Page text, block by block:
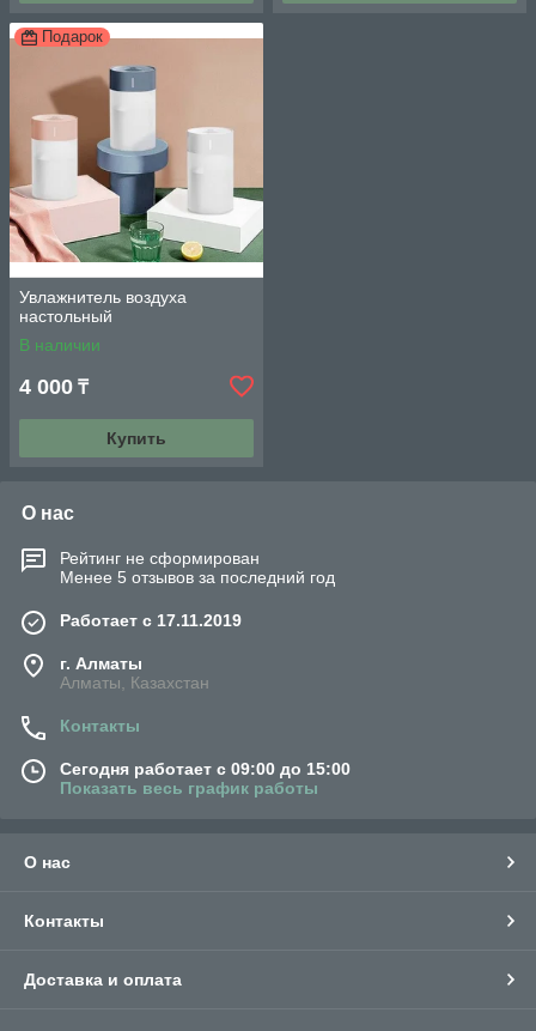
Подарок
Увлажнитель воздуха
настольный
В наличии
4 000 ₸
Купить
О нас
Рейтинг не сформирован
Менее 5 отзывов за последний год
Работает с 17.11.2019
г. Алматы
Алматы, Казахстан
Контакты
Сегодня работает с 09:00 до 15:00
Показать весь график работы
О нас
Контакты
Доставка и оплата